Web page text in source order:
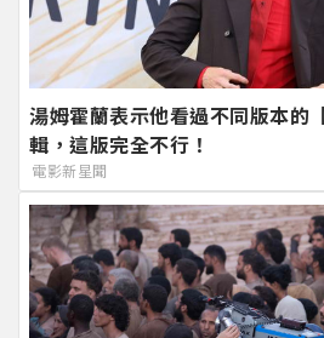
湯姆霍蘭表示他看過不同版本的
輯，這版完全不行！
電影新星聞